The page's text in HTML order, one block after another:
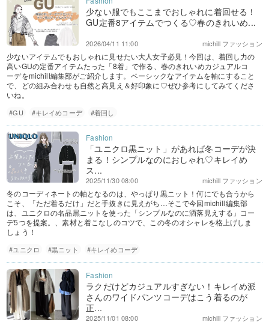
少ない服でもここまでおしゃれに着回せる！
GU定番8アイテムでつくる♡春のきれいめ...
michill ファッション
2026/04/11 11:00
少ないアイテムでもおしゃれに見せたい大人女子必見！今回は、着回し力の
高いGUの定番アイテムたった「8着」で作る、春のきれいめカジュアルコ
ーデをmichill編集部がご紹介します。ベーシックなアイテムを軸にすること
で、どの組み合わせも自然と高見え＆好印象に♡ぜひ参考にしてみてくださ
いね。
#GU #キレイめコーデ #着回し
「ユニクロ黒ニット」があれば冬コーデが決
まる！シンプルなのにおしゃれ♡キレイめ
ス...
michill ファッション
2025/11/30 08:00
冬のコーディネートの軸となるのは、やっぱり黒ニット！何にでも合うから
こそ、「ただ着るだけ」だと手抜きに見えがち…そこで今回michill編集部
は、ユニクロの名品黒ニットを使った「シンプルなのに洒落見えする」コー
デ5つを提案。、素材と着こなしのコツで、この冬のオシャレを格上げしま
しょう！
#ユニクロ #黒ニット #キレイめコーデ
ラクだけどカジュアルすぎない！キレイめ派
さんのワイドパンツコーデはこう着るのが
正...
michill ファッション
2025/11/01 08:00